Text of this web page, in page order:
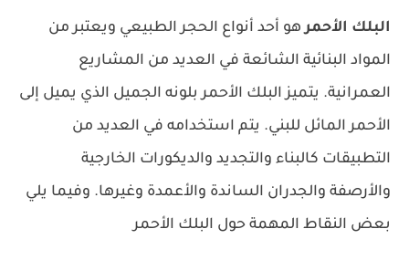
البلك الأحمرهو أحد أنواع الحجر الطبيعي ويعتبر من
المواد البنائية الشائعة في العديد من المشاريع
العمرانية. يتميز البلك الأحمر بلونه الجميل الذي يميل إلى
الأحمر المائل للبني. يتم استخدامه في العديد من
التطبيقات كالبناء والتجديد والديكورات الخارجية
والأرصفة والجدران الساندة والأعمدة وغيرها. وفيما يلي
بعض النقاط المهمة حول البلك الأحمر